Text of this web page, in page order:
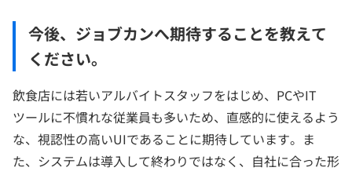
今後、ジョブカンへ期待することを教えて
ください。
飲食店には若いアルバイトスタッフをはじめ、PCやIT
ツールに不慣れな従業員も多いため、直感的に使えるよう
な、視認性の高いUIであることに期待しています。ま
た、システムは導入して終わりではなく、自社に合った形